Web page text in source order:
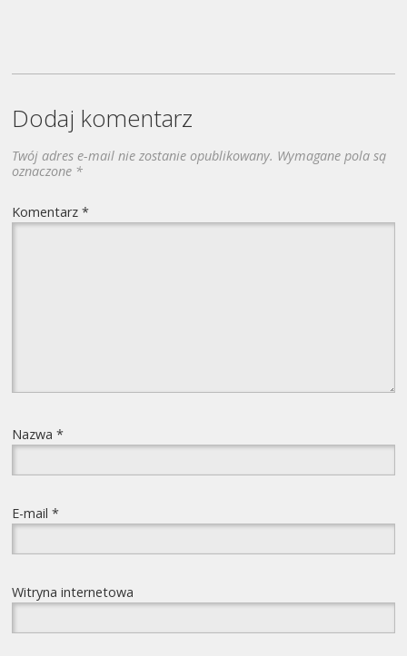
Dodaj komentarz
Twój adres e-mail nie zostanie opublikowany. Wymagane pola są
oznaczone *
Komentarz*
Nazwa*
E-mail*
Witryna internetowa